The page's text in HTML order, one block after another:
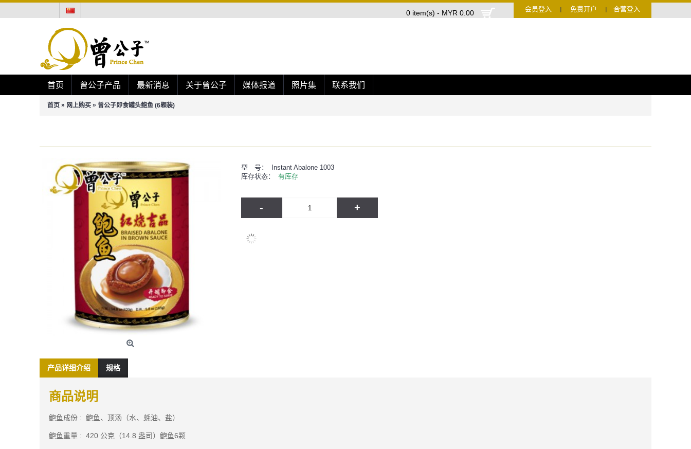
0 item(s) - MYR 0.00 会员登入 免费开户 合营登入
首页 曾公子产品 最新消息 关于曾公子 媒体报道 照片集 联系我们
首页 » 网上购买 » 曾公子即食罐头鲍鱼 (6颗装)
型 号：
Instant Abalone 1003
库存状态：
有库存
- +
产品详细介绍 规格
商品说明
鲍鱼成份 : 鲍鱼、顶汤（水、蚝油、盐）
鲍鱼重量 : 420 公克（14.8 盎司）鲍鱼6颗